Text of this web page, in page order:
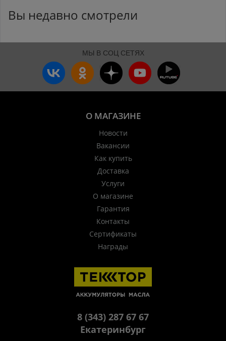
Вы недавно смотрели
МЫ В СОЦ СЕТЯХ
О МАГАЗИНЕ
Новости
Вакансии
Как купить
Доставка
Услуги
О магазине
Гарантия
Контакты
Сертификаты
Награды
8 (343) 287 67 67
Екатеринбург